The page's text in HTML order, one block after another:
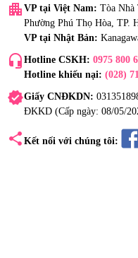
apartment VP tại Việt Nam: Tòa Nhà
Phường Phú Thọ Hòa, TP.
VP tại Nhật Bản:
headset_mic Hotline CSKH: 0975 800
Hotline khiếu nại: (028)
verifiedGiấy CNĐKDN:
ĐKKD (Cấp ngày: 08/05/
share Kết nối với chúng tôi: